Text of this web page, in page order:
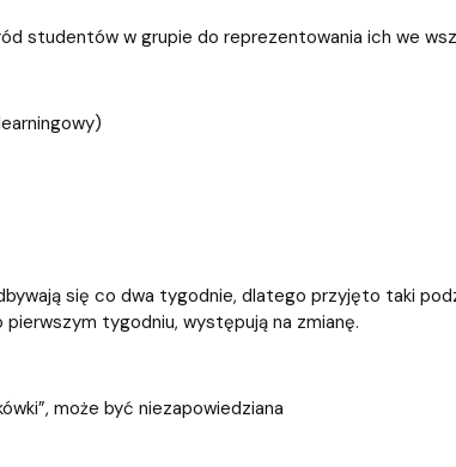
studentów w grupie do reprezentowania ich we
się co dwa tygodnie, dlatego przyjęto taki
tygodniu, występują na zmianę.
może być niezapowiedziana